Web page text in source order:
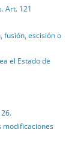
Art. 121
fusión, escisión o
el Estado de
modificaciones